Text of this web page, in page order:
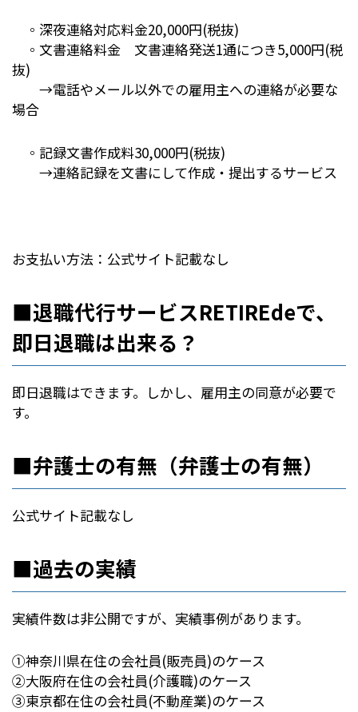
◦深夜連絡対応料金20,000円(税抜)
◦文書連絡料金 文書連絡発送1通につき5,000円(税
抜)
→電話やメール以外での雇用主への連絡が必要な
場合
◦記録文書作成料30,000円(税抜)
→連絡記録を文書にして作成・提出するサービス
お支払い方法：公式サイト記載なし
■退職代行サービスRETIREdeで、
即日退職は出来る？
即日退職はできます。しかし、雇用主の同意が必要で
す。
■弁護士の有無（弁護士の有無）
公式サイト記載なし
■過去の実績
実績件数は非公開ですが、実績事例があります。
①神奈川県在住の会社員(販売員)のケース
②大阪府在住の会社員(介護職)のケース
③東京都在住の会社員(不動産業)のケース